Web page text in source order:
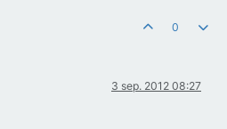
0
3 sep. 2012 08:27